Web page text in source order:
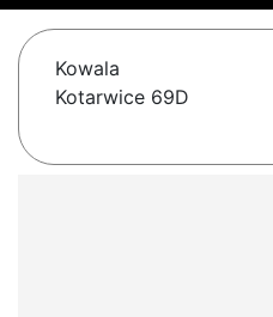
Kowala
Kotarwice 69D